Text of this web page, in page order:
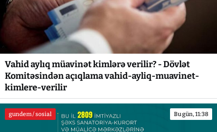
Vahid aylıq müavinət kimlərə verilir? - Dövlət
Komitəsindən açıqlama vahid-ayliq-muavinet-
kimlere-verilir
gundem / sosial Bu gün, 11:38